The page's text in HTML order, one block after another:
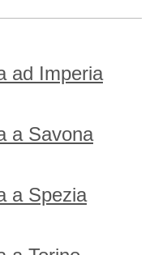
ad Imperia
a Savona
a Spezia